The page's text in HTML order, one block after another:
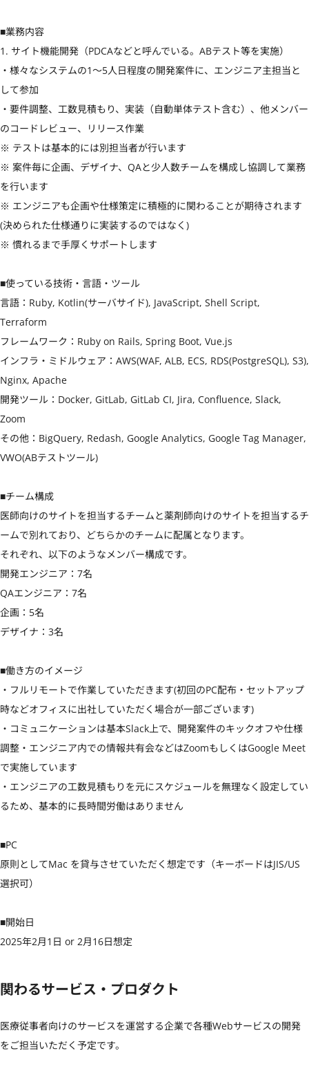
■業務内容
1. サイト機能開発（PDCAなどと呼んでいる。ABテスト等を実施）
・様々なシステムの1〜5人日程度の開発案件に、エンジニア主担当と
して参加
・要件調整、工数見積もり、実装（自動単体テスト含む）、他メンバー
のコードレビュー、リリース作業
※ テストは基本的には別担当者が行います
※ 案件毎に企画、デザイナ、QAと少人数チームを構成し協調して業務
を行います
※ エンジニアも企画や仕様策定に積極的に関わることが期待されます
(決められた仕様通りに実装するのではなく)
※ 慣れるまで手厚くサポートします
■使っている技術・言語・ツール
言語：Ruby, Kotlin(サーバサイド), JavaScript, Shell Script,
Terraform
フレームワーク：Ruby on Rails, Spring Boot, Vue.js
インフラ・ミドルウェア：AWS(WAF, ALB, ECS, RDS(PostgreSQL), S3),
Nginx, Apache
開発ツール：Docker, GitLab, GitLab CI, Jira, Confluence, Slack,
Zoom
その他：BigQuery, Redash, Google Analytics, Google Tag Manager,
VWO(ABテストツール)
■チーム構成
医師向けのサイトを担当するチームと薬剤師向けのサイトを担当するチ
ームで別れており、どちらかのチームに配属となります。
それぞれ、以下のようなメンバー構成です。
開発エンジニア：7名
QAエンジニア：7名
企画：5名
デザイナ：3名
■働き方のイメージ
・フルリモートで作業していただきます(初回のPC配布・セットアップ
時などオフィスに出社していただく場合が一部ございます)
・コミュニケーションは基本Slack上で、開発案件のキックオフや仕様
調整・エンジニア内での情報共有会などはZoomもしくはGoogle Meet
で実施しています
・エンジニアの工数見積もりを元にスケジュールを無理なく設定してい
るため、基本的に長時間労働はありません
■PC
原則としてMac を貸与させていただく想定です（キーボードはJIS/US
選択可）
■開始日
2025年2月1日 or 2月16日想定
関わるサービス・プロダクト
医療従事者向けのサービスを運営する企業で各種Webサービスの開発
をご担当いただく予定です。